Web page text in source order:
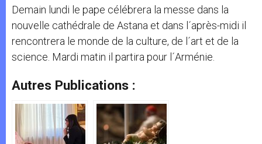
Demain lundi le pape célébrera la messe dans la
nouvelle cathédrale de Astana et dans l´après-midi il
rencontrera le monde de la culture, de l´art et de la
science. Mardi matin il partira pour l´Arménie.
Autres Publications :